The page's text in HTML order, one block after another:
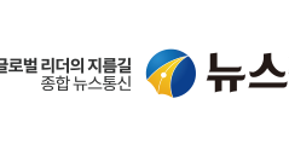
Sh수협은행,
무역선부